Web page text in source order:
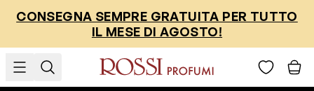
CONSEGNA SEMPRE GRATUITA PER TUTTO
IL MESE DI AGOSTO!